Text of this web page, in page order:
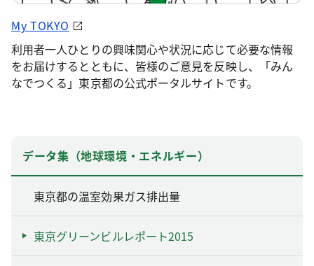
My TOKYO
利用者一人ひとりの興味関心や状況に応じて必要な情報
をお届けするとともに、皆様のご意見を反映し、「みん
なでつくる」東京都の公式ポータルサイトです。
データ集（地球環境・エネルギー）
東京都の温室効果ガス排出量
東京グリーンビルレポート2015